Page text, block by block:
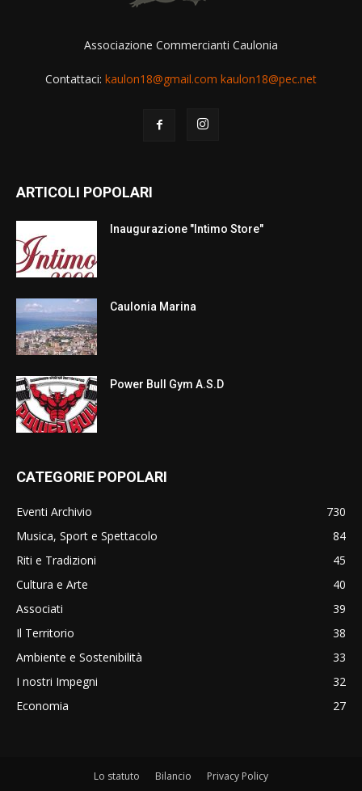
Associazione Commercianti Caulonia
Contattaci: kaulon18@gmail.com kaulon18@pec.net
ARTICOLI POPOLARI
Inaugurazione "Intimo Store"
Caulonia Marina
Power Bull Gym A.S.D
CATEGORIE POPOLARI
Eventi Archivio
730
Musica, Sport e Spettacolo
84
Riti e Tradizioni
45
Cultura e Arte
40
Associati
39
Il Territorio
38
Ambiente e Sostenibilità
33
I nostri Impegni
32
Economia
27
Lo statuto Bilancio Privacy Policy